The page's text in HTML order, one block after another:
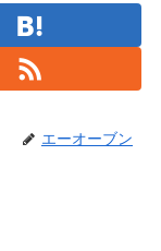
エーオーブン